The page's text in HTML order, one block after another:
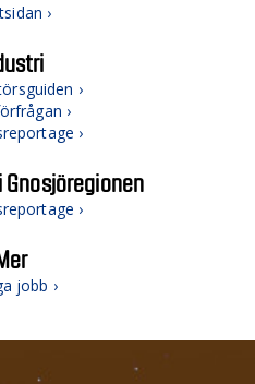
›
›
›
›
›
jobb ›